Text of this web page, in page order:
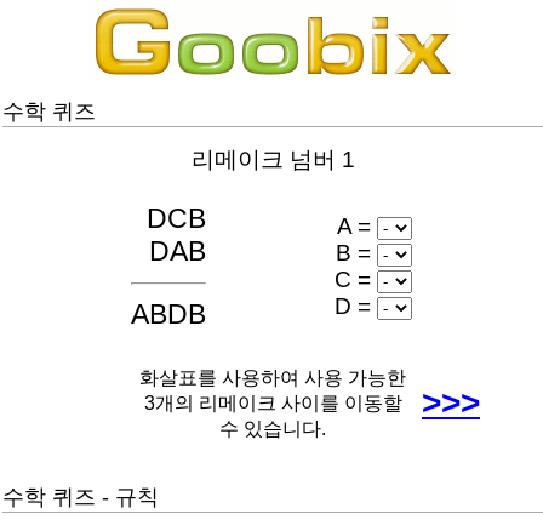
수학 퀴즈
리메이크 넘버 1
DCB
DAB
ABDB
A =
B =
C =
D =
화살표를 사용하여 사용 가능한
3개의 리메이크 사이를 이동할
수 있습니다.
>>>
수학 퀴즈 - 규칙